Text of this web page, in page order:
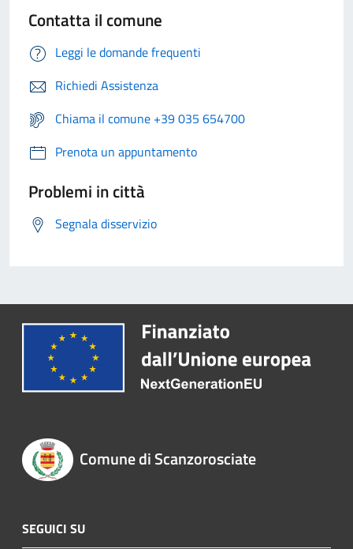
Contatta il comune
Leggi le domande frequenti
Richiedi Assistenza
Chiama il comune +39 035 654700
Prenota un appuntamento
Problemi in città
Segnala disservizio
Comune di Scanzorosciate
SEGUICI SU